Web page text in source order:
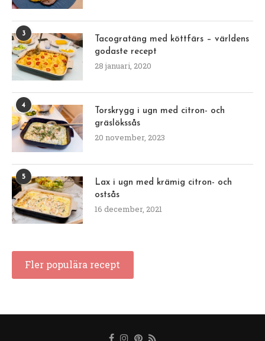
3
Tacogratäng med köttfärs – världens
godaste recept
28 januari, 2020
4
Torskrygg i ugn med citron- och
gräslökssås
20 november, 2023
5
Lax i ugn med krämig citron- och
ostsås
16 december, 2021
Fler populära recept